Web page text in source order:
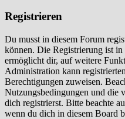
Registrieren
Du musst in diesem Forum
können. Die Registrierung ist
ermöglicht dir, auf weitere
Administration kann
Berechtigungen zuweisen.
Nutzungsbedingungen und die
dich registrierst. Bitte beachte
wenn du dich in diesem Board